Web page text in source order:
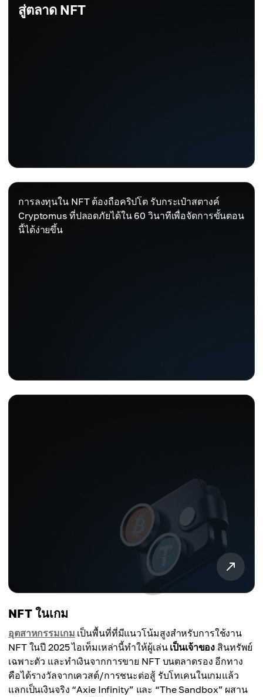
สู่ตลาด NFT
การลงทุนใน NFT ต้องถือคริปโต รับกระเป๋าสตางค์
Cryptomus ที่ปลอดภัยได้ใน 60 วินาทีเพื่อจัดการขั้นตอน
นี้ได้ง่ายขึ้น
NFT ในเกม
อุตสาหกรรมเกม เป็นพื้นที่ที่มีแนวโน้มสูงสำหรับการใช้งาน
NFT ในปี 2025 ไอเท็มเหล่านี้ทำให้ผู้เล่น เป็นเจ้าของ สินทรัพย์
เฉพาะตัว และทำเงินจากการขาย NFT บนตลาดรอง อีกทาง
คือได้รางวัลจากเควสต์/การชนะต่อสู้ รับโทเคนในเกมแล้ว
แลกเป็นเงินจริง “Axie Infinity” และ “The Sandbox” ผสาน